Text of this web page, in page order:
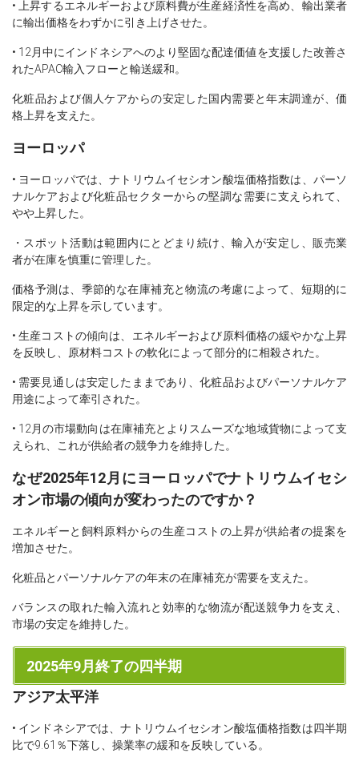
• 上昇するエネルギーおよび原料費が生産経済性を高め、輸出業者
に輸出価格をわずかに引き上げさせた。
• 12月中にインドネシアへのより堅固な配達価値を支援した改善さ
れたAPAC輸入フローと輸送緩和。
化粧品および個人ケアからの安定した国内需要と年末調達が、価
格上昇を支えた。
ヨーロッパ
• ヨーロッパでは、ナトリウムイセシオン酸塩価格指数は、パーソ
ナルケアおよび化粧品セクターからの堅調な需要に支えられて、
やや上昇した。
・スポット活動は範囲内にとどまり続け、輸入が安定し、販売業
者が在庫を慎重に管理した。
価格予測は、季節的な在庫補充と物流の考慮によって、短期的に
限定的な上昇を示しています。
• 生産コストの傾向は、エネルギーおよび原料価格の緩やかな上昇
を反映し、原材料コストの軟化によって部分的に相殺された。
• 需要見通しは安定したままであり、化粧品およびパーソナルケア
用途によって牽引された。
• 12月の市場動向は在庫補充とよりスムーズな地域貨物によって支
えられ、これが供給者の競争力を維持した。
なぜ2025年12月にヨーロッパでナトリウムイセシ
オン市場の傾向が変わったのですか？
エネルギーと飼料原料からの生産コストの上昇が供給者の提案を
増加させた。
化粧品とパーソナルケアの年末の在庫補充が需要を支えた。
バランスの取れた輸入流れと効率的な物流が配送競争力を支え、
市場の安定を維持した。
2025年9月終了の四半期
アジア太平洋
• インドネシアでは、ナトリウムイセシオン酸塩価格指数は四半期
比で9.61％下落し、操業率の緩和を反映している。